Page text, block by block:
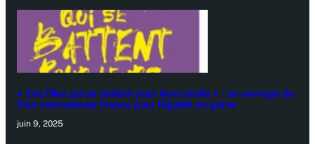
« Ces filles qui se battent pour leurs droits » : un ouvrage de
Plan International France pour l’égalité de genre
juin 9, 2025